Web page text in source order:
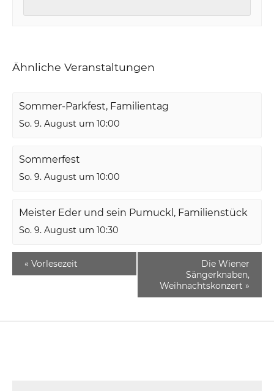
Ähnliche Veranstaltungen
Sommer-Parkfest, Familientag
So. 9. August um 10:00
Sommerfest
So. 9. August um 10:00
Meister Eder und sein Pumuckl, Familienstück
So. 9. August um 10:30
« Vorlesezeit
Die Wiener
Sängerknaben,
Weihnachtskonzert »